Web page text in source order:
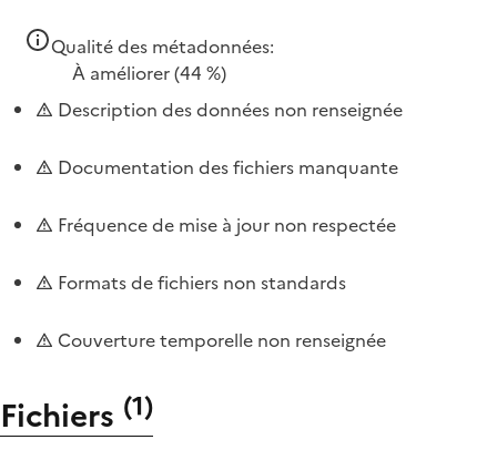
Qualité des métadonnées:
À améliorer(44 %)
Description des données non renseignée
Documentation des fichiers manquante
Fréquence de mise à jour non respectée
Formats de fichiers non standards
Couverture temporelle non renseignée
Fichiers (1)